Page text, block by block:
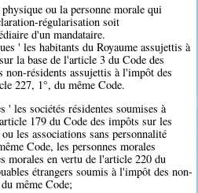
ou la personne morale qui
régularisation soit
d'un mandataire.
' les habitants du Royaume assujettis à
la base de l'article 3 du Code des
non-résidents assujettis à l'impôt des
227, 1°, du même Code.
' les sociétés résidentes soumises à
179 du Code des impôts sur les
les associations sans personnalité
Code, les personnes morales
morales en vertu de l'article 220 du
étrangers soumis à l'impôt des non-
même Code;